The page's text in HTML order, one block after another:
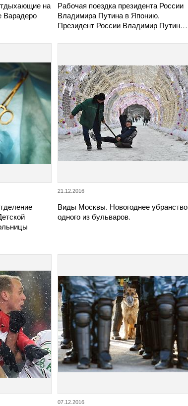
на
Варадеро
Рабочая поездка президента России
Владимира Путина в Японию.
Президент России Владимир Путин…
21.12.2016
Виды Москвы. Новогоднее убранство
одного из бульваров.
07.12.2016